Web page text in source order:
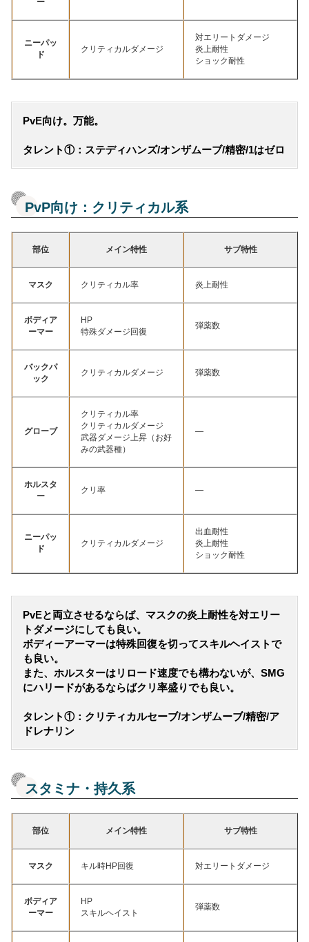
ー
ニーパッ
ド
クリティカルダメージ
対エリートダメージ
炎上耐性
ショック耐性
PvE向け。万能。
タレント①：ステディハンズ/オンザムーブ/精密/1はゼロ
PvP向け：クリティカル系
部位 メイン特性 サブ特性
マスク クリティカル率 炎上耐性
ボディア
ーマー
HP
特殊ダメージ回復
弾薬数
バックパ
ック
クリティカルダメージ 弾薬数
グローブ
クリティカル率
クリティカルダメージ
武器ダメージ上昇（お好
みの武器種）
—
ホルスタ
ー
クリ率 —
ニーパッ
ド
クリティカルダメージ
出血耐性
炎上耐性
ショック耐性
PvEと両立させるならば、マスクの炎上耐性を対エリー
トダメージにしても良い。
ボディーアーマーは特殊回復を切ってスキルヘイストで
も良い。
また、ホルスターはリロード速度でも構わないが、SMG
にハリードがあるならばクリ率盛りでも良い。
タレント①：クリティカルセーブ/オンザムーブ/精密/ア
ドレナリン
スタミナ・持久系
部位 メイン特性 サブ特性
マスク キル時HP回復 対エリートダメージ
ボディア
ーマー
HP
スキルヘイスト
弾薬数